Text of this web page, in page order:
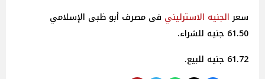
سعرالجنيه الاسترليني فى مصرف أبو ظبى الإسلامي
61.50 جنيه للشراء.
61.72 جنيه للبيع.